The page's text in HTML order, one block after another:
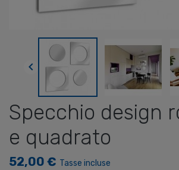

Specchio design
e quadrato
52,00 € Tasse incluse